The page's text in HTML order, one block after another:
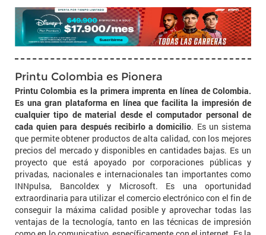
Printu Colombia es Pionera
Printu Colombia es la primera imprenta en línea de Colombia.
Es una gran plataforma en línea que facilita la impresión de
cualquier tipo de material desde el computador personal de
cada quien para después recibirlo a domicilio. Es un sistema
que permite obtener productos de alta calidad, con los mejores
precios del mercado y disponibles en cantidades bajas. Es un
proyecto que está apoyado por corporaciones públicas y
privadas, nacionales e internacionales tan importantes como
INNpulsa, Bancoldex y Microsoft. Es una oportunidad
extraordinaria para utilizar el comercio electrónico con el fin de
conseguir la máxima calidad posible y aprovechar todas las
ventajas de la tecnología, tanto en las técnicas de impresión